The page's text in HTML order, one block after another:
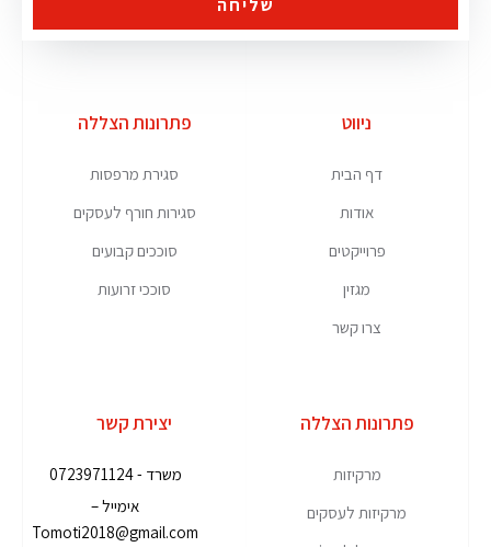
שליחה
ניווט
דף הבית
אודות
פרוייקטים
מגזין
צרו קשר
פתרונות הצללה
סגירת מרפסות
סגירות חורף לעסקים
סוככים קבועים
סוככי זרועות
פתרונות הצללה
מרקיזות
מרקיזות לעסקים
יצירת קשר
משרד - 0723971124
אימייל –
Tomoti2018@gmail.com